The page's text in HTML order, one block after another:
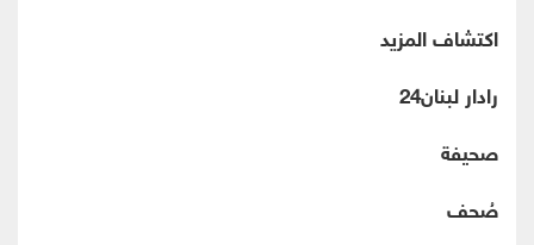
اكتشاف المزيد
رادار لبنان24
صحيفة
صُحف